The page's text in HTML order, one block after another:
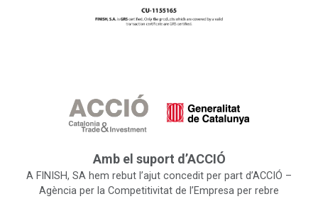
Amb el suport d’ACCIÓ
A FINISH, SA hem rebut l’ajut concedit per part d’ACCIÓ –
Agència per la Competitivitat de l’Empresa per rebre